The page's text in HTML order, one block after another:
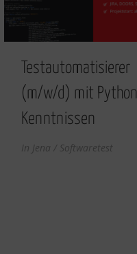
Testautomatisierer
(m/w/d) mit Python
Kenntnissen
In Jena / Softwaretest